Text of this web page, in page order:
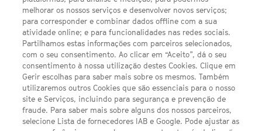
Escolhas de Anúncios
Política de privacidade
Termos E Condições
FILMES
melhorar os nossos serviços e desenvolver novos serviços;
para corresponder e combinar dados offline com a sua
atividade online; e para funcionalidades nas redes sociais.
Partilhamos estas informações com parceiros selecionados,
com o seu consentimento. Ao clicar em “Aceito”, dá o seu
consentimento à nossa utilização destes Cookies. Clique em
Gerir escolhas para saber mais sobre os mesmos. Também
utilizaremos outros Cookies que são essenciais para o nosso
site e Serviços, incluindo para segurança e prevenção de
fraude. Para saber mais sobre alguns dos nossos parceiros,
selecione Lista de fornecedores IAB e Google. Pode ajustar as